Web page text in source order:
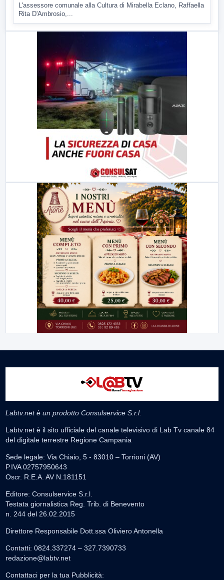
L'assessore comunale alla Cultura di Mirabella Eclano, Raffaella
Rita D'Ambrosio,...
Labtv.net è un prodotto Consulservice S.r.l.
Labtv.net è il sito ufficiale del canale televisivo di Lab Tv canale 84
del digitale terrestre Regione Campania
Sede legale: Via Chiaio, 5 - 83010 – Torrioni (AV)
P.IVA 02757950643
Oscr. R.E.A. AV N.181151
Editore: Consulservice S.r.l.
Testata giornalistica Reg. Trib. di Benevento
n. 244 del 26.02.2015
Direttore Responsabile Dott.ssa Oliviero Antonella
Contatti: 0824.337274 – 327.7390733
redazione@labtv.net
Contattaci per la tua Pubblicità: